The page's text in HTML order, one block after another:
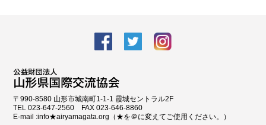
facebook Twitter
〒990-8580 山形市城南町1-1-1 霞城セントラル2F
TEL 023-647-2560 FAX 023-646-8860
E-mail :info★airyamagata.org（★を＠に変えてご使用ください。）